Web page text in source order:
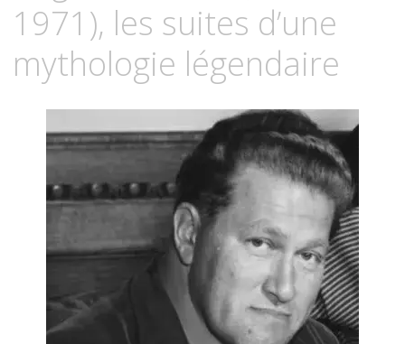
1971), les suites d’une
mythologie légendaire